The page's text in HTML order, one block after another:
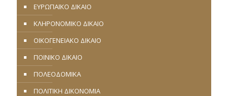
ΕΥΡΩΠΑΪΚΟ ΔΙΚΑΙΟ
ΚΛΗΡΟΝΟΜΙΚΟ ΔΙΚΑΙΟ
ΟΙΚΟΓΕΝΕΙΑΚΟ ΔΙΚΑΙΟ
ΠΟΙΝΙΚΟ ΔΙΚΑΙΟ
ΠΟΛΕΟΔΟΜΙΚΑ
ΠΟΛΙΤΙΚΗ ΔΙΚΟΝΟΜΙΑ